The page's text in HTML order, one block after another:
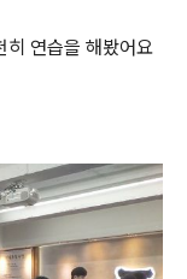
히 연습을 해봤어요